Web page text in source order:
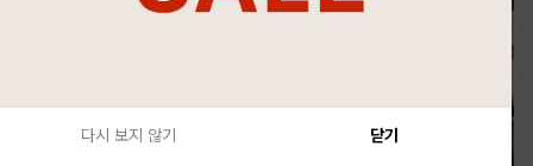
다시 보지 않기 닫기